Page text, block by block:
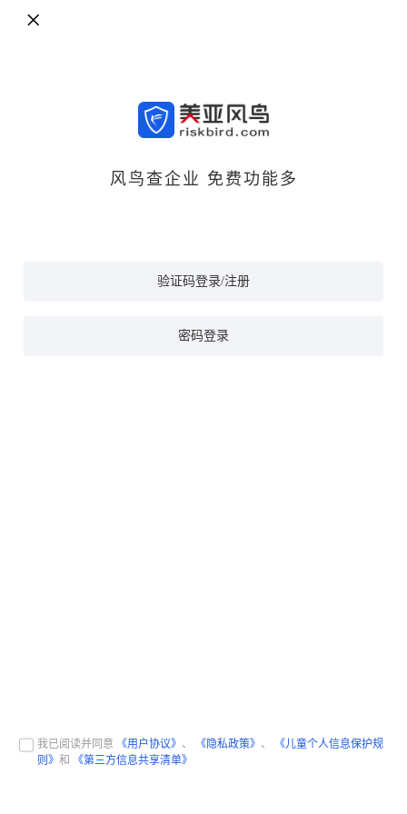
风鸟查企业 免费功能多
验证码登录/注册
密码登录
我已阅读并同意 《用户协议》 、 《隐私政策》 、
《儿童个人信息保护规
则》和 《第三方信息共享清单》